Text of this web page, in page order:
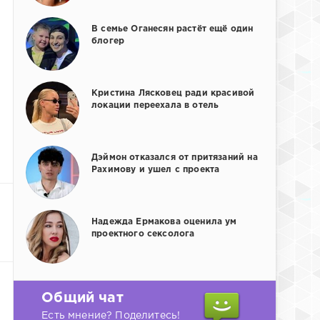
В семье Оганесян растёт ещё один
блогер
Кристина Лясковец ради красивой
локации переехала в отель
Дэймон отказался от притязаний на
Рахимову и ушел с проекта
Надежда Ермакова оценила ум
проектного сексолога
Общий чат
Есть мнение? Поделитесь!